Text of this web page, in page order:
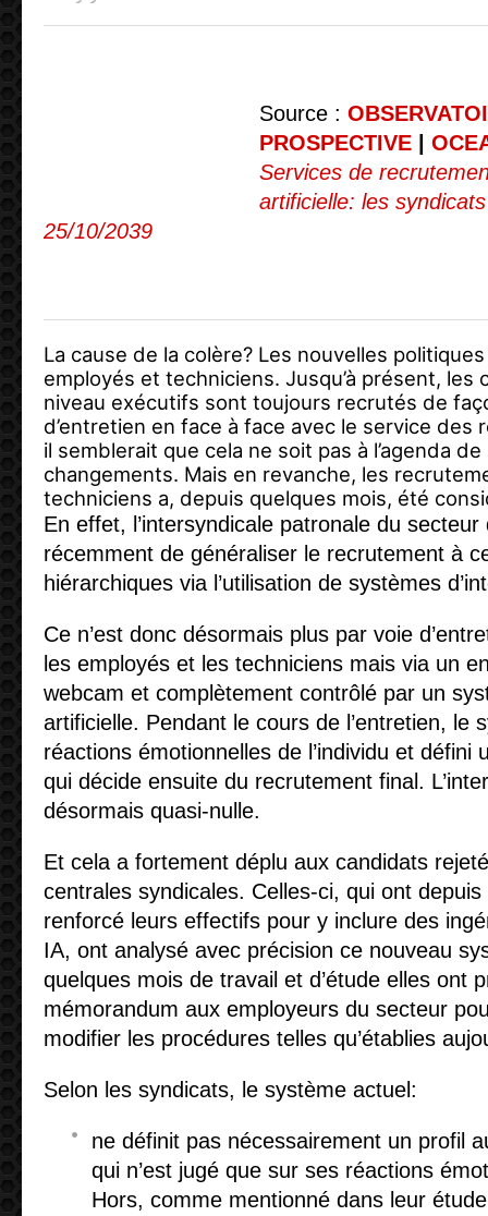
Source :
PROSPECTIVE
Services de
artificielle: les
25/10/2039
La cause de la colère? Les nouvelles
employés et techniciens. Jusqu’à présent,
niveau exécutifs sont toujours recrutés de
d’entretien en face à face avec le service des
il semblerait que cela ne soit pas à l’agenda
changements. Mais en revanche, les
techniciens a, depuis quelques mois, été
En effet, l’intersyndicale patronale du secteur
récemment de généraliser le recrutement à
hiérarchiques via l’utilisation de systèmes
Ce n’est donc désormais plus par voie
les employés et les techniciens mais via un
webcam et complètement contrôlé par un
artificielle. Pendant le cours de l’entretien, le
réactions émotionnelles de l’individu et défini
qui décide ensuite du recrutement final.
désormais quasi-nulle.
Et cela a fortement déplu aux candidats
centrales syndicales. Celles-ci, qui ont
renforcé leurs effectifs pour y inclure des
IA, ont analysé avec précision ce nouveau
quelques mois de travail et d’étude elles ont
mémorandum aux employeurs du secteur
modifier les procédures telles qu’établies
Selon les syndicats, le système actuel:
ne définit pas nécessairement un profil
qui n’est jugé que sur ses réactions
Hors, comme mentionné dans leur